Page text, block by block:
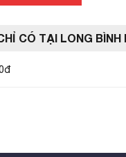
CÓ TẠI LONG BÌNH